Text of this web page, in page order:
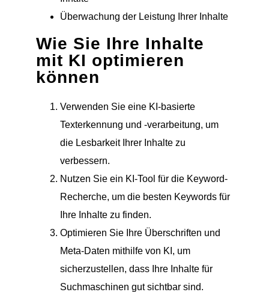
Überwachung der Leistung Ihrer Inhalte
Wie Sie Ihre Inhalte
mit KI optimieren
können
Verwenden Sie eine KI-basierte
Texterkennung und -verarbeitung, um
die Lesbarkeit Ihrer Inhalte zu
verbessern.
Nutzen Sie ein KI-Tool für die Keyword-
Recherche, um die besten Keywords für
Ihre Inhalte zu finden.
Optimieren Sie Ihre Überschriften und
Meta-Daten mithilfe von KI, um
sicherzustellen, dass Ihre Inhalte für
Suchmaschinen gut sichtbar sind.